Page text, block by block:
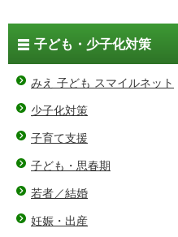
子ども・少子化対策
みえ 子ども スマイルネット
少子化対策
子育て支援
子ども・思春期
若者／結婚
妊娠・出産